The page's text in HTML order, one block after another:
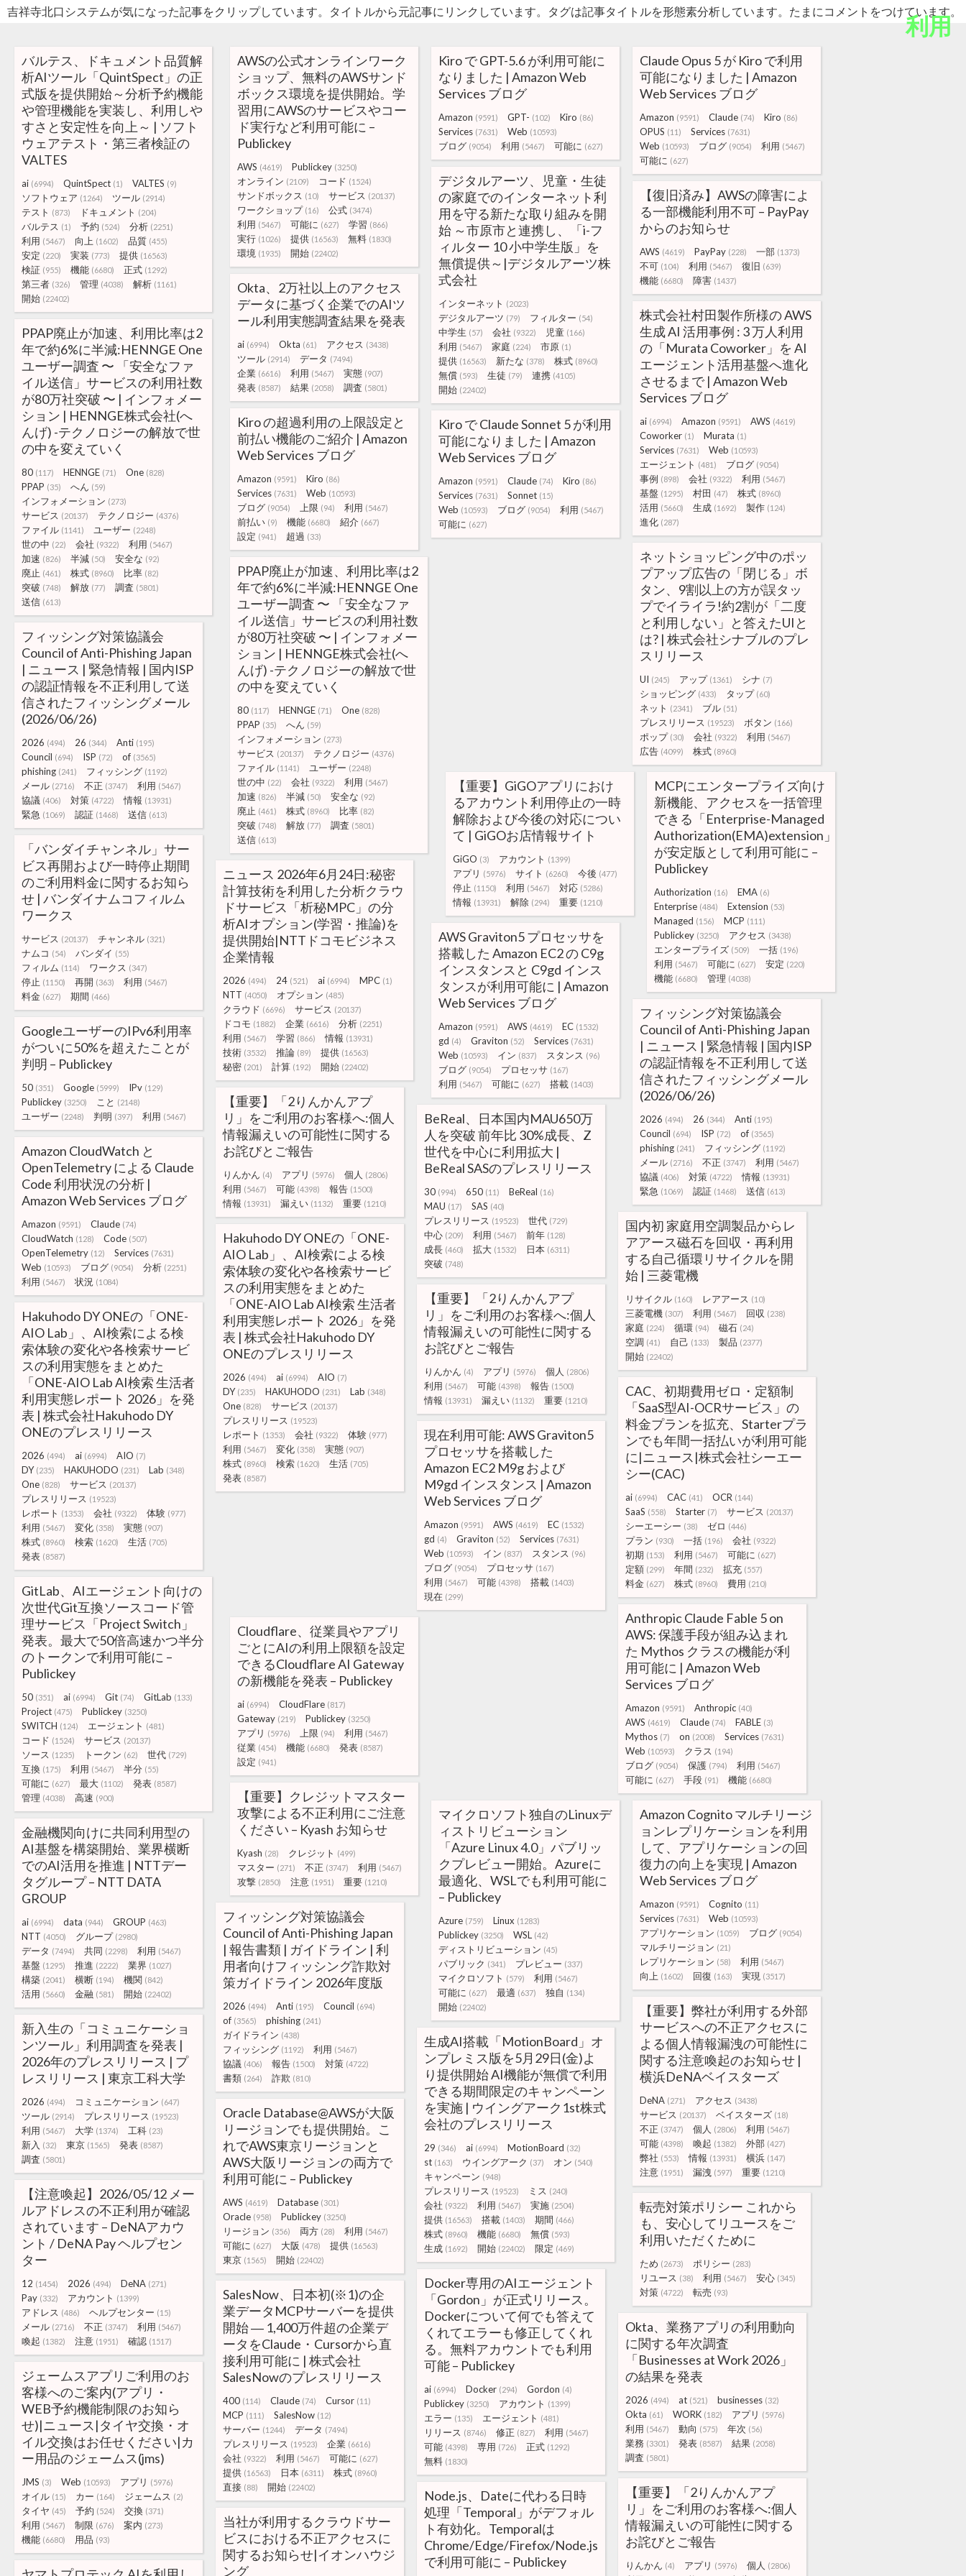
吉祥寺北口システムが気になった記事をクリップしています。タイトルから元記事にリンクしています。タグは記事タイトルを形態素分析しています。たまにコメントをつけています。
利用
バルテス、ドキュメント品質解
析AIツール「QuintSpect」の正
式版を提供開始～分析予約機能
や管理機能を実装し、利用しや
すさと安定性を向上～ | ソフト
ウェアテスト・第三者検証の
VALTES
ai (6994) QuintSpect (1) VALTES (9)
ソフトウェア (1264) ツール (2914)
テスト (873) ドキュメント (204)
バルテス (1) 予約 (524) 分析 (2251)
利用 (5467) 向上 (1602) 品質 (455)
安定 (220) 実装 (773) 提供 (16563)
検証 (955) 機能 (6680) 正式 (1292)
第三者 (326) 管理 (4038) 解析 (1161)
開始 (22402)
AWSの公式オンラインワーク
ショップ、無料のAWSサンド
ボックス環境を提供開始。学
習用にAWSのサービスやコー
ド実行など利用可能に –
Publickey
AWS (4619) Publickey (3250)
オンライン (2109) コード (1524)
サンドボックス (10) サービス (20137)
ワークショップ (16) 公式 (3474)
利用 (5467) 可能に (627) 学習 (866)
実行 (1026) 提供 (16563) 無料 (1830)
環境 (1935) 開始 (22402)
Kiro で GPT-5.6 が利用可能に
なりました | Amazon Web
Services ブログ
Amazon (9591) GPT- (102) Kiro (86)
Services (7631) Web (10593)
ブログ (9054) 利用 (5467) 可能に (627)
Claude Opus 5 が Kiro で利用
可能になりました | Amazon
Web Services ブログ
Amazon (9591) Claude (74) Kiro (86)
OPUS (11) Services (7631)
Web (10593) ブログ (9054) 利用 (5467)
可能に (627)
デジタルアーツ、児童・生徒
の家庭でのインターネット利
用を守る新たな取り組みを開
始 ～市原市と連携し、「i-フ
ィルター 10 小中学生版」を
無償提供～|デジタルアーツ株
式会社
インターネット (2023)
デジタルアーツ (79) フィルター (54)
中学生 (57) 会社 (9322) 児童 (166)
利用 (5467) 家庭 (224) 市原 (1)
提供 (16563) 新たな (378) 株式 (8960)
無償 (593) 生徒 (79) 連携 (4105)
開始 (22402)
【復旧済み】AWSの障害によ
る一部機能利用不可 – PayPay
からのお知らせ
AWS (4619) PayPay (228) 一部 (1373)
不可 (104) 利用 (5467) 復旧 (639)
機能 (6680) 障害 (1437)
Okta、2万社以上のアクセス
データに基づく企業でのAIツ
ール利用実態調査結果を発表
ai (6994) Okta (61) アクセス (3438)
ツール (2914) データ (7494)
企業 (6616) 利用 (5467) 実態 (907)
発表 (8587) 結果 (2058) 調査 (5801)
株式会社村田製作所様の AWS
生成 AI 活用事例 : 3 万人利用
の「Murata Coworker」を AI
エージェント活用基盤へ進化
させるまで | Amazon Web
Services ブログ
ai (6994) Amazon (9591) AWS (4619)
Coworker (1) Murata (1)
Services (7631) Web (10593)
エージェント (481) ブログ (9054)
事例 (898) 会社 (9322) 利用 (5467)
基盤 (1295) 村田 (47) 株式 (8960)
活用 (5660) 生成 (1692) 製作 (124)
進化 (287)
PPAP廃止が加速、利用比率は2
年で約6%に半減:HENNGE One
ユーザー調査 〜 「安全なファ
イル送信」サービスの利用社数
が80万社突破 〜 | インフォメー
ション | HENNGE株式会社(へ
んげ) -テクノロジーの解放で世
の中を変えていく
80 (117) HENNGE (71) One (828)
PPAP (35) へん (59)
インフォメーション (273)
サービス (20137) テクノロジー (4376)
ファイル (1141) ユーザー (2248)
世の中 (22) 会社 (9322) 利用 (5467)
加速 (826) 半減 (50) 安全な (92)
廃止 (461) 株式 (8960) 比率 (82)
突破 (748) 解放 (77) 調査 (5801)
送信 (613)
Kiro の超過利用の上限設定と
前払い機能のご紹介 | Amazon
Web Services ブログ
Amazon (9591) Kiro (86)
Services (7631) Web (10593)
ブログ (9054) 上限 (94) 利用 (5467)
前払い (9) 機能 (6680) 紹介 (667)
設定 (941) 超過 (33)
Kiro で Claude Sonnet 5 が利用
可能になりました | Amazon
Web Services ブログ
Amazon (9591) Claude (74) Kiro (86)
Services (7631) Sonnet (15)
Web (10593) ブログ (9054) 利用 (5467)
可能に (627)
ネットショッピング中のポッ
プアップ広告の「閉じる」ボ
タン、9割以上の方が誤タッ
プでイライラ!約2割が「二度
と利用しない」と答えたUIと
は? | 株式会社シナブルのプレ
スリリース
UI (245) アップ (1361) シナ (7)
ショッピング (433) タップ (60)
ネット (2341) ブル (51)
プレスリリース (19523) ボタン (166)
ポップ (30) 会社 (9322) 利用 (5467)
広告 (4099) 株式 (8960)
PPAP廃止が加速、利用比率は2
年で約6%に半減:HENNGE One
ユーザー調査 〜 「安全なファ
イル送信」サービスの利用社数
が80万社突破 〜 | インフォメー
ション | HENNGE株式会社(へ
んげ) -テクノロジーの解放で世
の中を変えていく
80 (117) HENNGE (71) One (828)
PPAP (35) へん (59)
インフォメーション (273)
サービス (20137) テクノロジー (4376)
ファイル (1141) ユーザー (2248)
世の中 (22) 会社 (9322) 利用 (5467)
加速 (826) 半減 (50) 安全な (92)
廃止 (461) 株式 (8960) 比率 (82)
突破 (748) 解放 (77) 調査 (5801)
送信 (613)
フィッシング対策協議会
Council of Anti-Phishing Japan
| ニュース | 緊急情報 | 国内ISP
の認証情報を不正利用して送
信されたフィッシングメール
(2026/06/26)
2026 (494) 26 (344) Anti (195)
Council (694) ISP (72) of (3565)
phishing (241) フィッシング (1192)
メール (2716) 不正 (3747) 利用 (5467)
協議 (406) 対策 (4722) 情報 (13931)
緊急 (1069) 認証 (1468) 送信 (613)
【重要】GiGOアプリにおけ
るアカウント利用停止の一時
解除および今後の対応につい
て | GiGOお店情報サイト
GiGO (3) アカウント (1399)
アプリ (5976) サイト (6260) 今後 (477)
停止 (1150) 利用 (5467) 対応 (5286)
情報 (13931) 解除 (294) 重要 (1210)
MCPにエンタープライズ向け
新機能、アクセスを一括管理
できる「Enterprise-Managed
Authorization(EMA)extension」
が安定版として利用可能に –
Publickey
Authorization (16) EMA (6)
Enterprise (484) Extension (53)
Managed (156) MCP (111)
Publickey (3250) アクセス (3438)
エンタープライズ (509) 一括 (196)
利用 (5467) 可能に (627) 安定 (220)
機能 (6680) 管理 (4038)
「バンダイチャンネル」サー
ビス再開および一時停止期間
のご利用料金に関するお知ら
せ | バンダイナムコフィルム
ワークス
サービス (20137) チャンネル (321)
ナムコ (54) バンダイ (55)
フィルム (114) ワークス (347)
停止 (1150) 再開 (363) 利用 (5467)
料金 (627) 期間 (466)
ニュース 2026年6月24日:秘密
計算技術を利用した分析クラウ
ドサービス「析秘MPC」の分
析AIオプション(学習・推論)を
提供開始|NTTドコモビジネス
企業情報
2026 (494) 24 (521) ai (6994) MPC (1)
NTT (4050) オプション (485)
クラウド (6696) サービス (20137)
ドコモ (1882) 企業 (6616) 分析 (2251)
利用 (5467) 学習 (866) 情報 (13931)
技術 (3532) 推論 (89) 提供 (16563)
秘密 (201) 計算 (192) 開始 (22402)
AWS Graviton5 プロセッサを
搭載した Amazon EC2 の C9g
インスタンスと C9gd インス
タンスが利用可能に | Amazon
Web Services ブログ
Amazon (9591) AWS (4619) EC (1532)
gd (4) Graviton (52) Services (7631)
Web (10593) イン (837) スタンス (96)
ブログ (9054) プロセッサ (167)
利用 (5467) 可能に (627) 搭載 (1403)
フィッシング対策協議会
Council of Anti-Phishing Japan
| ニュース | 緊急情報 | 国内ISP
の認証情報を不正利用して送
信されたフィッシングメール
(2026/06/26)
2026 (494) 26 (344) Anti (195)
Council (694) ISP (72) of (3565)
phishing (241) フィッシング (1192)
メール (2716) 不正 (3747) 利用 (5467)
協議 (406) 対策 (4722) 情報 (13931)
緊急 (1069) 認証 (1468) 送信 (613)
GoogleユーザーのIPv6利用率
がついに50%を超えたことが
判明 – Publickey
50 (351) Google (5999) IPv (129)
Publickey (3250) こと (2148)
ユーザー (2248) 判明 (397) 利用 (5467)
【重要】「2りんかんアプ
リ」をご利用のお客様へ:個人
情報漏えいの可能性に関する
お詫びとご報告
りんかん (4) アプリ (5976) 個人 (2806)
利用 (5467) 可能 (4398) 報告 (1500)
情報 (13931) 漏えい (1132) 重要 (1210)
BeReal、日本国内MAU650万
人を突破 前年比 30%成長、Z
世代を中心に利用拡大 |
BeReal SASのプレスリリース
30 (994) 650 (11) BeReal (16)
MAU (17) SAS (40)
プレスリリース (19523) 世代 (729)
中心 (209) 利用 (5467) 前年 (128)
成長 (460) 拡大 (1532) 日本 (6311)
突破 (748)
Amazon CloudWatch と
OpenTelemetry による Claude
Code 利用状況の分析 |
Amazon Web Services ブログ
Amazon (9591) Claude (74)
CloudWatch (128) Code (507)
OpenTelemetry (12) Services (7631)
Web (10593) ブログ (9054) 分析 (2251)
利用 (5467) 状況 (1084)
国内初 家庭用空調製品からレ
アアース磁石を回収・再利用
する自己循環リサイクルを開
始 | 三菱電機
リサイクル (160) レアアース (10)
三菱電機 (307) 利用 (5467) 回収 (238)
家庭 (224) 循環 (94) 磁石 (24)
空調 (41) 自己 (133) 製品 (2377)
開始 (22402)
Hakuhodo DY ONEの「ONE-
AIO Lab」、AI検索による検
索体験の変化や各検索サービ
スの利用実態をまとめた
「ONE-AIO Lab AI検索 生活者
利用実態レポート 2026」を発
表 | 株式会社Hakuhodo DY
ONEのプレスリリース
2026 (494) ai (6994) AIO (7)
DY (235) HAKUHODO (231) Lab (348)
One (828) サービス (20137)
プレスリリース (19523)
レポート (1353) 会社 (9322) 体験 (977)
利用 (5467) 変化 (358) 実態 (907)
株式 (8960) 検索 (1620) 生活 (705)
発表 (8587)
【重要】「2りんかんアプ
リ」をご利用のお客様へ:個人
情報漏えいの可能性に関する
お詫びとご報告
りんかん (4) アプリ (5976) 個人 (2806)
利用 (5467) 可能 (4398) 報告 (1500)
情報 (13931) 漏えい (1132) 重要 (1210)
CAC、初期費用ゼロ・定額制
「SaaS型AI-OCRサービス」の
料金プランを拡充、Starterプラ
ンでも年間一括払いが利用可能
に|ニュース|株式会社シーエー
シー(CAC)
ai (6994) CAC (41) OCR (144)
SaaS (558) Starter (7) サービス (20137)
シーエーシー (38) ゼロ (446)
プラン (930) 一括 (196) 会社 (9322)
初期 (153) 利用 (5467) 可能に (627)
定額 (299) 年間 (232) 拡充 (557)
料金 (627) 株式 (8960) 費用 (210)
Hakuhodo DY ONEの「ONE-
AIO Lab」、AI検索による検
索体験の変化や各検索サービ
スの利用実態をまとめた
「ONE-AIO Lab AI検索 生活者
利用実態レポート 2026」を発
表 | 株式会社Hakuhodo DY
ONEのプレスリリース
2026 (494) ai (6994) AIO (7)
DY (235) HAKUHODO (231) Lab (348)
One (828) サービス (20137)
プレスリリース (19523)
レポート (1353) 会社 (9322) 体験 (977)
利用 (5467) 変化 (358) 実態 (907)
株式 (8960) 検索 (1620) 生活 (705)
発表 (8587)
現在利用可能: AWS Graviton5
プロセッサを搭載した
Amazon EC2 M9g および
M9gd インスタンス | Amazon
Web Services ブログ
Amazon (9591) AWS (4619) EC (1532)
gd (4) Graviton (52) Services (7631)
Web (10593) イン (837) スタンス (96)
ブログ (9054) プロセッサ (167)
利用 (5467) 可能 (4398) 搭載 (1403)
現在 (299)
GitLab、AIエージェント向けの
次世代Git互換ソースコード管
理サービス「Project Switch」
発表。最大で50倍高速かつ半分
のトークンで利用可能に –
Publickey
50 (351) ai (6994) Git (74) GitLab (133)
Project (475) Publickey (3250)
SWITCH (124) エージェント (481)
コード (1524) サービス (20137)
ソース (1235) トークン (62) 世代 (729)
互換 (175) 利用 (5467) 半分 (55)
可能に (627) 最大 (1102) 発表 (8587)
管理 (4038) 高速 (900)
Anthropic Claude Fable 5 on
AWS: 保護手段が組み込まれ
た Mythos クラスの機能が利
用可能に | Amazon Web
Services ブログ
Amazon (9591) Anthropic (40)
AWS (4619) Claude (74) FABLE (3)
Mythos (7) on (2008) Services (7631)
Web (10593) クラス (194)
ブログ (9054) 保護 (794) 利用 (5467)
可能に (627) 手段 (91) 機能 (6680)
Cloudflare、従業員やアプリ
ごとにAIの利用上限額を設定
できるCloudflare AI Gateway
の新機能を発表 – Publickey
ai (6994) CloudFlare (817)
Gateway (219) Publickey (3250)
アプリ (5976) 上限 (94) 利用 (5467)
従業 (454) 機能 (6680) 発表 (8587)
設定 (941)
【重要】クレジットマスター
攻撃による不正利用にご注意
ください – Kyash お知らせ
Kyash (28) クレジット (499)
マスター (271) 不正 (3747) 利用 (5467)
攻撃 (2850) 注意 (1951) 重要 (1210)
マイクロソフト独自のLinuxデ
ィストリビューション
「Azure Linux 4.0」パブリッ
クプレビュー開始。Azureに
最適化、WSLでも利用可能に
– Publickey
Azure (759) Linux (1283)
Publickey (3250) WSL (42)
ディストリビューション (45)
パブリック (341) プレビュー (337)
マイクロソフト (579) 利用 (5467)
可能に (627) 最適 (637) 独自 (134)
開始 (22402)
Amazon Cognito マルチリージ
ョンレプリケーションを利用
して、アプリケーションの回
復力の向上を実現 | Amazon
Web Services ブログ
Amazon (9591) Cognito (11)
Services (7631) Web (10593)
アプリケーション (1059) ブログ (9054)
マルチリージョン (21)
レプリケーション (58) 利用 (5467)
向上 (1602) 回復 (163) 実現 (3517)
金融機関向けに共同利用型の
AI基盤を構築開始、業界横断
でのAI活用を推進 | NTTデー
タグループ – NTT DATA
GROUP
ai (6994) data (944) GROUP (463)
NTT (4050) グループ (2980)
データ (7494) 共同 (2298) 利用 (5467)
基盤 (1295) 推進 (2222) 業界 (1027)
構築 (2041) 横断 (194) 機関 (842)
活用 (5660) 金融 (581) 開始 (22402)
フィッシング対策協議会
Council of Anti-Phishing Japan
| 報告書類 | ガイドライン | 利
用者向けフィッシング詐欺対
策ガイドライン 2026年度版
2026 (494) Anti (195) Council (694)
of (3565) phishing (241)
ガイドライン (438)
フィッシング (1192) 利用 (5467)
協議 (406) 報告 (1500) 対策 (4722)
書類 (264) 詐欺 (810)
【重要】弊社が利用する外部
サービスへの不正アクセスに
よる個人情報漏洩の可能性に
関する注意喚起のお知らせ |
横浜DeNAベイスターズ
DeNA (271) アクセス (3438)
サービス (20137) ベイスターズ (18)
不正 (3747) 個人 (2806) 利用 (5467)
可能 (4398) 喚起 (1382) 外部 (427)
弊社 (553) 情報 (13931) 横浜 (147)
注意 (1951) 漏洩 (597) 重要 (1210)
生成AI搭載「MotionBoard」オ
ンプレミス版を5月29日(金)よ
り提供開始 AI機能が無償で利用
できる期間限定のキャンペーン
を実施 | ウイングアーク1st株式
会社のプレスリリース
29 (346) ai (6994) MotionBoard (32)
st (163) ウイングアーク (37) オン (540)
キャンペーン (948)
プレスリリース (19523) ミス (240)
会社 (9322) 利用 (5467) 実施 (2504)
提供 (16563) 搭載 (1403) 期間 (466)
株式 (8960) 機能 (6680) 無償 (593)
生成 (1692) 開始 (22402) 限定 (469)
新入生の「コミュニケーショ
ンツール」利用調査を発表 |
2026年のプレスリリース | プ
レスリリース | 東京工科大学
2026 (494) コミュニケーション (647)
ツール (2914) プレスリリース (19523)
利用 (5467) 大学 (1374) 工科 (23)
新入 (32) 東京 (1565) 発表 (8587)
調査 (5801)
Oracle Database@AWSが大阪
リージョンでも提供開始。こ
れでAWS東京リージョンと
AWS大阪リージョンの両方で
利用可能に – Publickey
AWS (4619) Database (301)
Oracle (958) Publickey (3250)
リージョン (356) 両方 (28) 利用 (5467)
可能に (627) 大阪 (478) 提供 (16563)
東京 (1565) 開始 (22402)
【注意喚起】2026/05/12 メー
ルアドレスの不正利用が確認
されています – DeNAアカウ
ント / DeNA Pay ヘルプセン
ター
12 (1454) 2026 (494) DeNA (271)
Pay (332) アカウント (1399)
アドレス (486) ヘルプセンター (15)
メール (2716) 不正 (3747) 利用 (5467)
喚起 (1382) 注意 (1951) 確認 (1517)
転売対策ポリシー これから
も、安心してリユースをご
利用いただくために
ため (2673) ポリシー (283)
リユース (38) 利用 (5467) 安心 (345)
対策 (4722) 転売 (93)
Docker専用のAIエージェント
「Gordon」が正式リリース。
Dockerについて何でも答えて
くれてエラーも修正してくれ
る。無料アカウントでも利用
可能 – Publickey
ai (6994) Docker (294) Gordon (4)
Publickey (3250) アカウント (1399)
エラー (135) エージェント (481)
リリース (8746) 修正 (827) 利用 (5467)
可能 (4398) 専用 (726) 正式 (1292)
無料 (1830)
SalesNow、日本初(※1)の企
業データMCPサーバーを提供
開始 ― 1,400万件超の企業デ
ータをClaude・Cursorから直
接利用可能に | 株式会社
SalesNowのプレスリリース
400 (114) Claude (74) Cursor (11)
MCP (111) SalesNow (12)
サーバー (1244) データ (7494)
プレスリリース (19523) 企業 (6616)
会社 (9322) 利用 (5467) 可能に (627)
提供 (16563) 日本 (6311) 株式 (8960)
直接 (88) 開始 (22402)
Okta、業務アプリの利用動向
に関する年次調査
「Businesses at Work 2026」
の結果を発表
2026 (494) at (521) businesses (32)
Okta (61) WORK (182) アプリ (5976)
利用 (5467) 動向 (575) 年次 (56)
業務 (3301) 発表 (8587) 結果 (2058)
調査 (5801)
ジェームスアプリご利用のお
客様へのご案内(アプリ・
WEB予約機能制限のお知ら
せ)|ニュース|タイヤ交換・オ
イル交換はお任せください|カ
ー用品のジェームス(jms)
JMS (3) Web (10593) アプリ (5976)
オイル (15) カー (164) ジェームス (2)
タイヤ (45) 予約 (524) 交換 (371)
利用 (5467) 制限 (676) 案内 (273)
機能 (6680) 用品 (93)
【重要】「2りんかんアプ
リ」をご利用のお客様へ:個人
情報漏えいの可能性に関する
お詫びとご報告
りんかん (4) アプリ (5976) 個人 (2806)
Node.js、Dateに代わる日時
処理「Temporal」がデフォル
ト有効化。Temporalは
Chrome/Edge/Firefox/Node.js
で利用可能に – Publickey
当社が利用するクラウドサー
ビスにおける不正アクセスに
関するお知らせ|イオンハウジ
ング